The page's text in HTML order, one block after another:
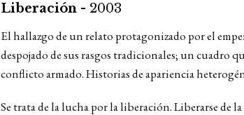
Liberación - 2003
El hallazgo de un relato protagonizado por el
despojado de sus rasgos tradicionales; un cuadro
conflicto armado. Historias de apariencia
Se trata de la lucha por la liberación. Liberarse de